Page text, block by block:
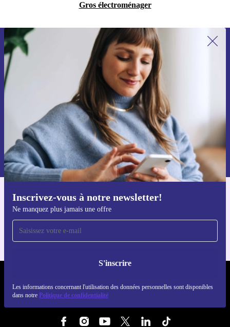
Gros électroménager
Inscrivez-vous à notre newsletter!
Ne manquez plus jamais une offre
S'inscrire
Les informations concernant l'utilisation des données personnelles sont disponibles
dans notre Politique de confidentialité
Recevoir offres et infos de refurbed
par mail
Ne manquez plus aucune offre.
S'inscrire
Retrouvez les informations sur l'utilisation des données personnelles
dans notre
politique de confidentialité.
Téléchargez l'application refurbed
Pour iOS et Android